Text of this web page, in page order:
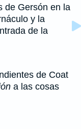
de Gersón en la
y la
de la
de Coat
a las cosas